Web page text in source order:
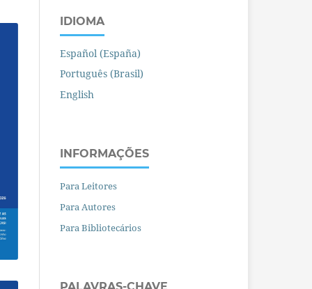
IDIOMA
Español (España)
Português (Brasil)
English
INFORMAÇÕES
Para Leitores
Para Autores
Para Bibliotecários